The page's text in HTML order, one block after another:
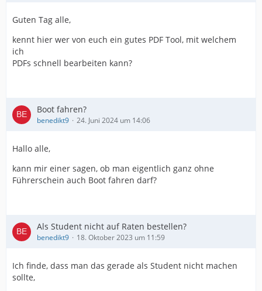
Guten Tag alle,
kennt hier wer von euch ein gutes PDF Tool, mit welchem
ich
PDFs schnell bearbeiten kann?
Boot fahren?
benedikt9 24. Juni 2024 um 14:06
Hallo alle,
kann mir einer sagen, ob man eigentlich ganz ohne
Führerschein auch Boot fahren darf?
Als Student nicht auf Raten bestellen?
benedikt9 18. Oktober 2023 um 11:59
Ich finde, dass man das gerade als Student nicht machen
sollte,